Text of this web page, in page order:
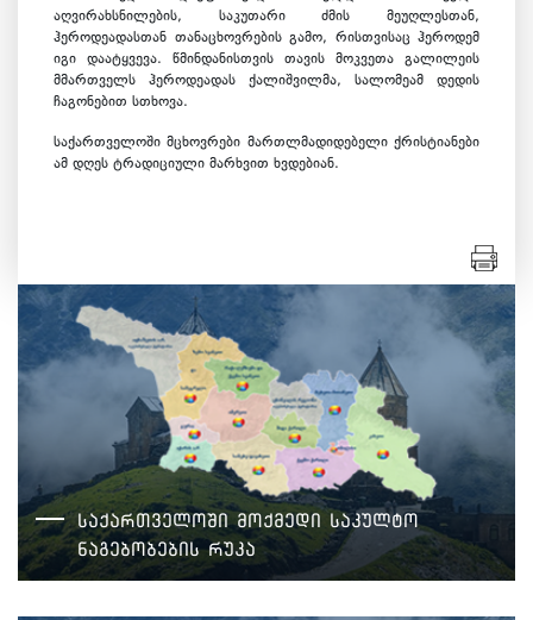
აღვირახსნილების, საკუთარი ძმის მეუღლესთან,
ჰეროდეადასთან თანაცხოვრების გამო, რისთვისაც ჰეროდემ
იგი დაატყვევა. წმინდანისთვის თავის მოკვეთა გალილეის
მმართველს ჰეროდეადას ქალიშვილმა, სალომეამ დედის
ჩაგონებით სთხოვა.
საქართველოში მცხოვრები მართლმადიდებელი ქრისტიანები
ამ დღეს ტრადიციული მარხვით ხვდებიან.
საქართველოში მოქმედი საკულტო
ნაგებობების რუკა